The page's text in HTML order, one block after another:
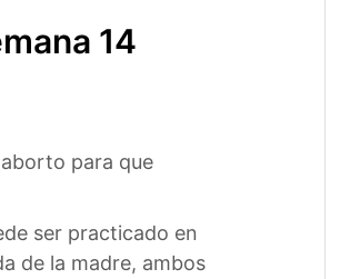
14
para que
ser practicado en
de la madre, ambos